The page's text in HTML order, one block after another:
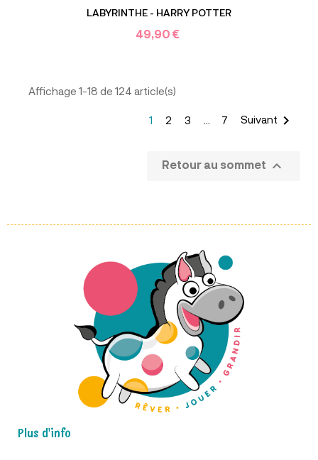
LABYRINTHE - HARRY POTTER
49,90 €
Affichage 1-18 de 124 article(s)
1 2 3 … 7 Suivant 
Retour au sommet 
Plus d'info